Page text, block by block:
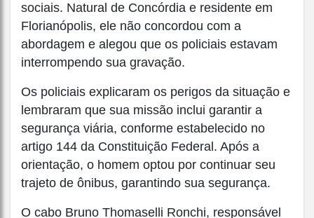
sociais. Natural de Concórdia e residente em
Florianópolis, ele não concordou com a
abordagem e alegou que os policiais estavam
interrompendo sua gravação.
Os policiais explicaram os perigos da situação e
lembraram que sua missão inclui garantir a
segurança viária, conforme estabelecido no
artigo 144 da Constituição Federal. Após a
orientação, o homem optou por continuar seu
trajeto de ônibus, garantindo sua segurança.
O cabo Bruno Thomaselli Ronchi, responsável